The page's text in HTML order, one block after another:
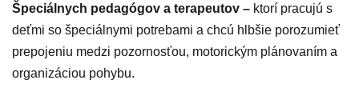
Špeciálnych pedagógov a terapeutov – ktorí pracujú s
deťmi so špeciálnymi potrebami a chcú hlbšie porozumieť
prepojeniu medzi pozornosťou, motorickým plánovaním a
organizáciou pohybu.